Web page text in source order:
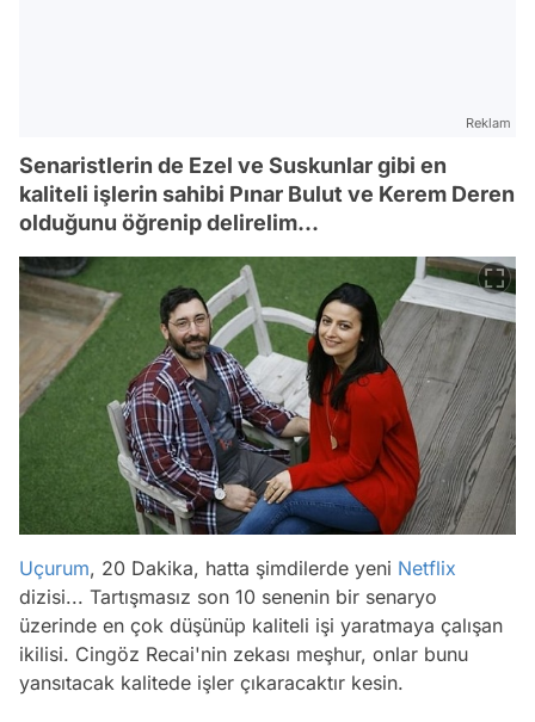
Reklam
Senaristlerin de Ezel ve Suskunlar gibi en
kaliteli işlerin sahibi Pınar Bulut ve Kerem Deren
olduğunu öğrenip delirelim...
Uçurum, 20 Dakika, hatta şimdilerde yeni Netflix
dizisi... Tartışmasız son 10 senenin bir senaryo
üzerinde en çok düşünüp kaliteli işi yaratmaya çalışan
ikilisi. Cingöz Recai'nin zekası meşhur, onlar bunu
yansıtacak kalitede işler çıkaracaktır kesin.